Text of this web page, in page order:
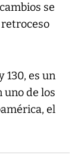
se
130, es un
uno de los
el